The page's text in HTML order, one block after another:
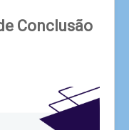
Conclusão